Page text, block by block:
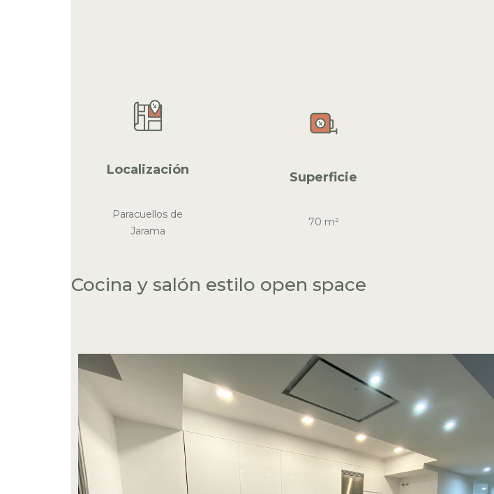
Localización
Paracuellos de
Jarama
Superficie
70 m²
Cocina y salón estilo open space